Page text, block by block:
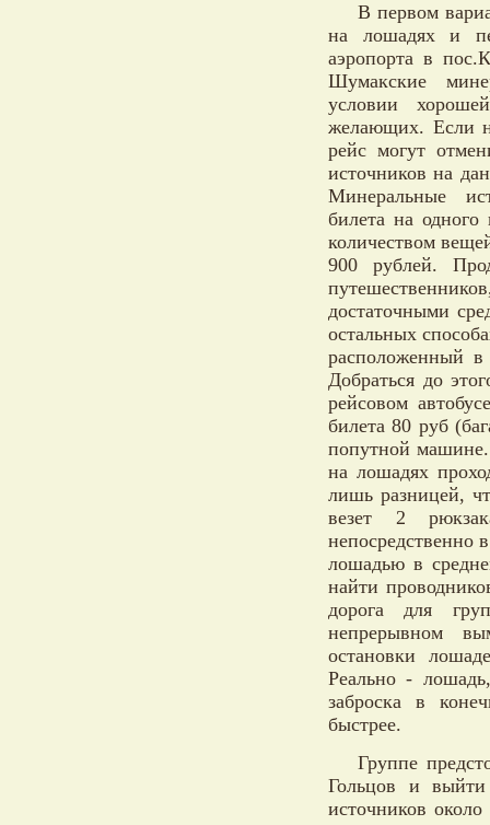
В первом
на лошадях и
аэропорта в
Шумакские
условии
желающих. Если
рейс могут
источников на
Минеральные
билета на одного
количеством
900 рублей.
достаточными
остальных
расположенный в
Добраться до
рейсовом
билета 80 руб
попутной машине.
на лошадях
лишь разницей,
везет 2
непосредственно
лошадью в
найти
дорога для
непрерывном
остановки
Реально -
заброска в
быстрее.
Группе
Гольцов и
источников